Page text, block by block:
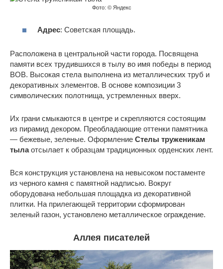
Фото: © Яндекс
Адрес: Советская площадь.
Расположена в центральной части города. Посвящена
памяти всех трудившихся в тылу во имя победы в период
ВОВ. Высокая стела выполнена из металлических труб и
декоративных элементов. В основе композиции 3
символических полотнища, устремленных вверх.
Их грани смыкаются в центре и скрепляются состоящим
из пирамид декором. Преобладающие оттенки памятника
— бежевые, зеленые. Оформление Стелы труженикам
тылаотсылает к образцам традиционных орденских лент.
Вся конструкция установлена на невысоком постаменте
из черного камня с памятной надписью. Вокруг
оборудована небольшая площадка из декоративной
плитки. На прилегающей территории сформирован
зеленый газон, установлено металлическое ограждение.
Аллея писателей